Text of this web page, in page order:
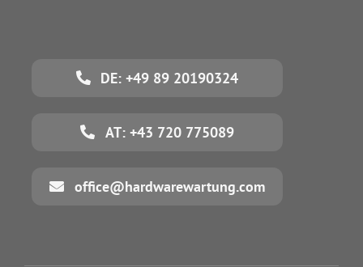
DE: +49 89 20190324
AT: +43 720 775089
office@hardwarewartung.com